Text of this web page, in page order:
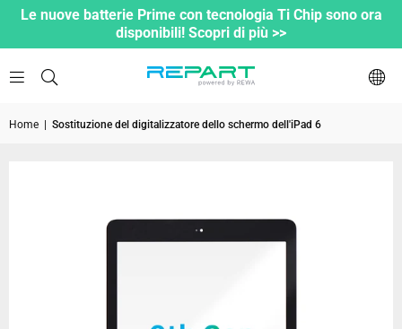
Le nuove batterie Prime con tecnologia Ti Chip sono ora
disponibili! Scopri di più >>
Home Sostituzione del digitalizzatore dello schermo dell'iPad 6